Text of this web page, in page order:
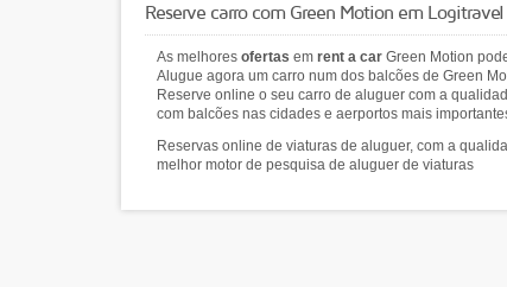
Reserve carro com Green Motion em Logitravel
As melhores ofertas em rent a car Green Motion
Alugue agora um carro num dos balcões de Green
Reserve online o seu carro de aluguer com a
com balcões nas cidades e aerportos mais
Reservas online de viaturas de aluguer, com a
melhor motor de pesquisa de aluguer de viaturas